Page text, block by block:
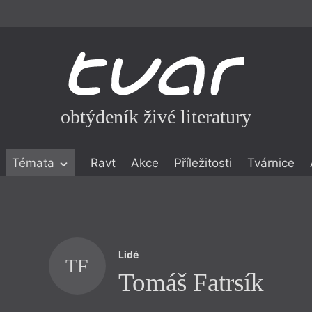
obtýdeník živé literatury
Témata Ravt Akce Příležitosti Tvárnice
TF Lidé
Tomáš Fatrsík